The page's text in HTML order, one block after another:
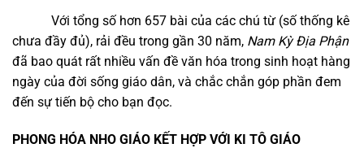
Với tổng số hơn 657 bài của các chú từ (số thống kê
chưa đầy đủ), rải đều trong gần 30 năm, Nam Kỳ Địa Phận
đã bao quát rất nhiều vấn đề văn hóa trong sinh hoạt hàng
ngày của đời sống giáo dân, và chắc chắn góp phần đem
đến sự tiến bộ cho bạn đọc.
PHONG HÓA NHO GIÁO KẾT HỢP VỚI KI TÔ GIÁO